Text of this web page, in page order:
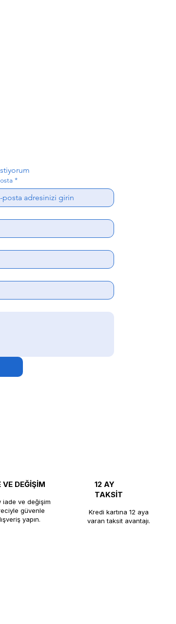
*
VE DEĞİŞİM
iade ve değişim
güvenle
yapın.
12 AY
TAKSİT
Kredi kartına 12 aya
varan taksit avantajı.